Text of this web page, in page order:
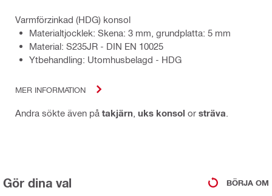
Varmförzinkad (HDG) konsol
Materialtjocklek: Skena: 3 mm, grundplatta: 5 mm
Material: S235JR - DIN EN 10025
Ytbehandling: Utomhusbelagd - HDG
MER INFORMATION
Andra sökte även på takjärn uks konsol or sträva
Gör dina val BÖRJA OM